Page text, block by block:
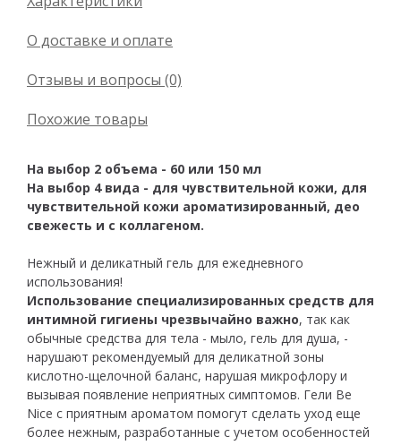
О доставке и оплате
Отзывы и вопросы (0)
Похожие товары
На выбор 2 объема - 60 или 150 мл
На выбор 4 вида - для чувствительной кожи, для
чувствительной кожи ароматизированный, део
свежесть и с коллагеном.
Нежный и деликатный гель для ежедневного
использования!
Использование специализированных средств для
интимной гигиены чрезвычайно важно, так как
обычные средства для тела - мыло, гель для душа, -
нарушают рекомендуемый для деликатной зоны
кислотно-щелочной баланс, нарушая микрофлору и
вызывая появление неприятных симптомов. Гели Be
Nice с приятным ароматом помогут сделать уход еще
более нежным, разработанные с учетом особенностей